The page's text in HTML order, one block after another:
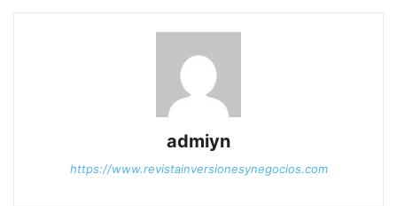
admiyn
https://www.revistainversionesynegocios.com